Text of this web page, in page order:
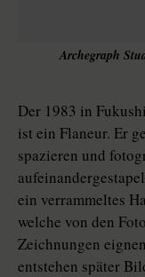
Archegraph
Der 1983 in
ist ein Flaneur. Er
spazieren und
ein verrammeltes
welche von den
Zeichnungen
entstehen später